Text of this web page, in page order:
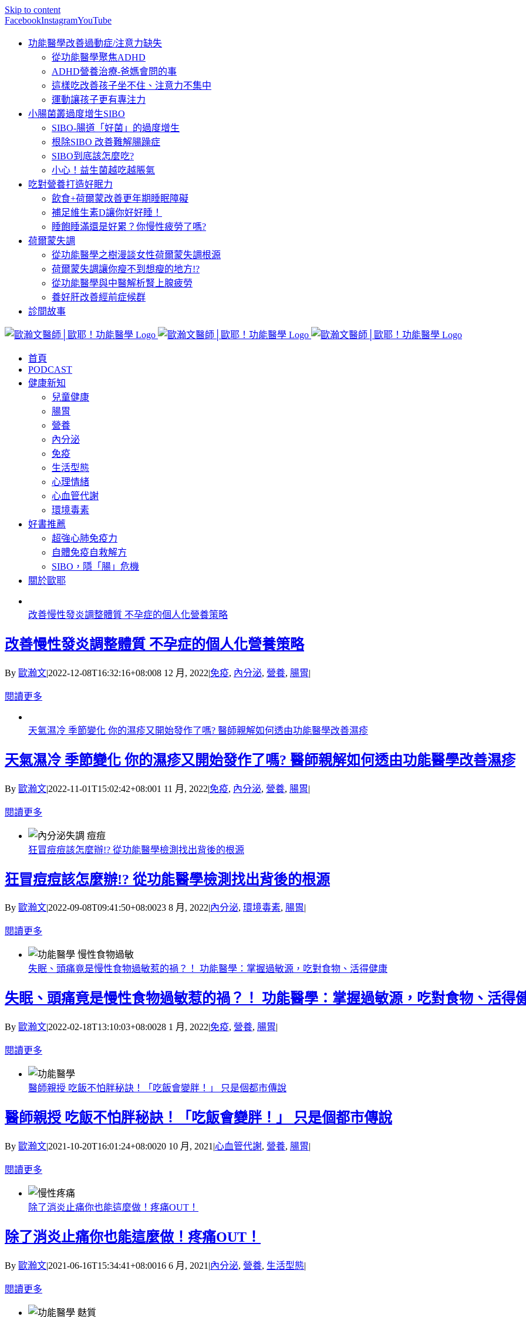
Skip to content
FacebookInstagramYouTube
功能醫學改善過動症/注意力缺失
從功能醫學聚焦ADHD
ADHD營養治療-爸媽會問的事
這樣吃改善孩子坐不住、注意力不集中
運動讓孩子更有專注力
小腸菌叢過度增生SIBO
SIBO-腸道「好菌」的過度增生
根除SIBO 改善難解腸躁症
SIBO到底該怎麼吃?
小心！益生菌越吃越脹氣
吃對營養打造好眠力
飲食+荷爾蒙改善更年期睡眠障礙
補足維生素D讓你好好睡！
睡飽睡滿還是好累？你慢性疲勞了嗎?
荷爾蒙失調
從功能醫學之樹漫談女性荷爾蒙失調根源
荷爾蒙失調讓你瘦不到想瘦的地方!?
從功能醫學與中醫解析腎上腺疲勞
養好肝改善經前症候群
診間故事
首頁
PODCAST
健康新知
兒童健康
腸胃
營養
內分泌
免疫
生活型態
心理情緒
心血管代謝
環境毒素
好書推薦
超強心肺免疫力
自體免疫自救解方
SIBO，隱「腸」危機
關於歐耶
改善慢性發炎調整體質 不孕症的個人化營養策略
改善慢性發炎調整體質 不孕症的個人化營養策略
By 歐瀚文|2022-12-08T16:32:16+08:008 12 月, 2022|免疫, 內分泌, 營養, 腸胃|
閱讀更多
天氣濕冷 季節變化 你的濕疹又開始發作了嗎? 醫師親解如何透由功能醫學改善濕疹
天氣濕冷 季節變化 你的濕疹又開始發作了嗎? 醫師親解如何透由功能醫學改善濕疹
By 歐瀚文|2022-11-01T15:02:42+08:001 11 月, 2022|免疫, 內分泌, 營養, 腸胃|
閱讀更多
狂冒痘痘該怎麼辦!? 從功能醫學檢測找出背後的根源
狂冒痘痘該怎麼辦!? 從功能醫學檢測找出背後的根源
By 歐瀚文|2022-09-08T09:41:50+08:0023 8 月, 2022|內分泌, 環境毒素, 腸胃|
閱讀更多
失眠、頭痛竟是慢性食物過敏惹的禍？！ 功能醫學：掌握過敏源，吃對食物、活得健康
失眠、頭痛竟是慢性食物過敏惹的禍？！ 功能醫學：掌握過敏源，吃對食物、活得
By 歐瀚文|2022-02-18T13:10:03+08:0028 1 月, 2022|免疫, 營養, 腸胃|
閱讀更多
醫師親授 吃飯不怕胖秘訣！「吃飯會變胖！」 只是個都市傳說
醫師親授 吃飯不怕胖秘訣！「吃飯會變胖！」 只是個都市傳說
By 歐瀚文|2021-10-20T16:01:24+08:0020 10 月, 2021 |心血管代謝, 營養, 腸胃|
閱讀更多
除了消炎止痛你也能這麼做！疼痛OUT！
除了消炎止痛你也能這麼做！疼痛OUT！
By 歐瀚文|2021-06-16T15:34:41+08:0016 6 月, 2021 |內分泌, 營養, 生活型態|
閱讀更多